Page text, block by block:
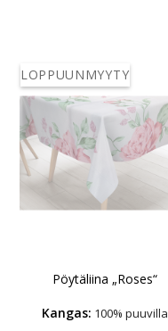
LOPPUUNMYYTY
Pöytäliina „Roses“
Kangas: 100% puuvilla